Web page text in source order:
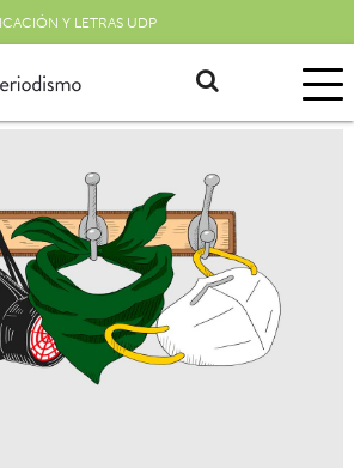
Y LETRAS UDP